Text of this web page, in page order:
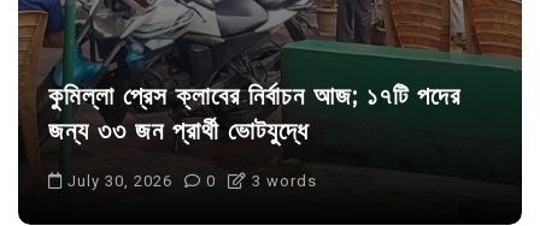
কুমিল্লা প্রেস ক্লাবের নির্বাচন আজ; ১৭টি পদের
জন্য ৩৩ জন প্রার্থী ভোটযুদ্ধে
July 30, 2026 0 3 words